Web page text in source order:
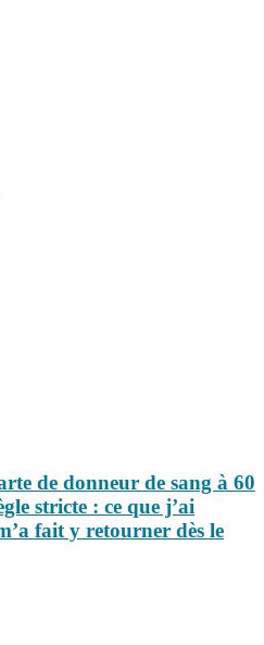
de donneur de sang à 60
stricte : ce que j’ai
fait y retourner dès le